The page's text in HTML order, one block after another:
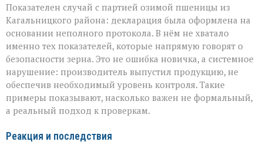
Показателен случай с партией озимой пшеницы из
Кагальницкого района: декларация была оформлена на
основании неполного протокола. В нём не хватало
именно тех показателей, которые напрямую говорят о
безопасности зерна. Это не ошибка новичка, а системное
нарушение: производитель выпустил продукцию, не
обеспечив необходимый уровень контроля. Такие
примеры показывают, насколько важен не формальный,
а реальный подход к проверкам.
Реакция и последствия